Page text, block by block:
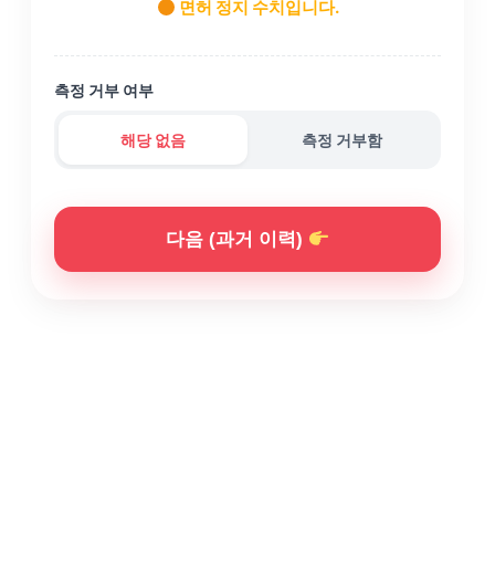
면허 정지 수치입니다.
측정 거부 여부
해당 없음 측정 거부함
다음 (과거 이력)